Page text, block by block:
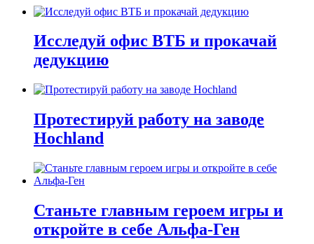
Исследуй офис ВТБ и прокачай
дедукцию
Протестируй работу на заводе
Hochland
Станьте главным героем игры и
откройте в себе Альфа-Ген